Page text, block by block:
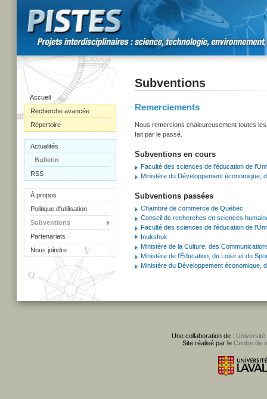
Accueil
Recherche avancée
Répertoire
Actualités
Bulletin
RSS
À propos
Politique d'utilisation
Subventions
Partenariats
Nous joindre
Subventions
Remerciements
Nous remercions chaleureusement toutes
fait par le passé.
Subventions en cours
Faculté des sciences de l'éducation de
Ministère du Développement économique,
Subventions passées
Chambre de commerce de Québec
Conseil de recherches en sciences
Faculté des sciences de l'éducation de
Inukshuk
Ministère de la Culture, des
Ministère de l'Éducation, du Loisir et du
Ministère du Développement économique,
Une collaboration de : Université
Site réalisé par le Centre de